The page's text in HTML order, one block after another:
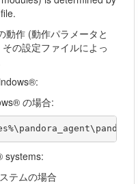
動作 (動作パラメータと
の設定ファイルによっ
の場合:
systems:
テムの場合